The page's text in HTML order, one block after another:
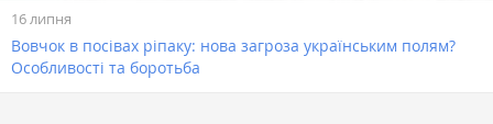
16 липня
Вовчок в посівах ріпаку: нова загроза українським полям?
Особливості та боротьба